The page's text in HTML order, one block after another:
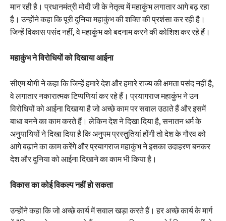
मान रही है। प्रधानमंत्री मोदी जी के नेतृत्व में महाकुंभ लगातार आगे बढ़ रहा
है। उन्होंने कहा कि पूरी दुनिया महाकुंभ की शक्ति की प्रशंसा कर रही है।
जिन्हें विकास पसंद नहीं, वे महाकुंभ को बदनाम करने की कोशिश कर रहे हैं।
महाकुंभ ने विरोधियों को दिखाया आईना
सीएम योगी ने कहा कि जिन्हें हमारे देश और हमारे राज्य की क्षमता पसंद नहीं है,
वे लगातार नकारात्मक टिप्पणियां कर रहे हैं। प्रयागराज महाकुंभ ने उन
विरोधियों को आईना दिखाया है जो अच्छे काम पर सवाल उठाते हैं और इसमें
बाधा बनने का काम करते हैं। लेकिन देश ने दिखा दिया है, सनातन धर्म के
अनुयायियों ने दिखा दिया है कि अनुपम प्रस्तुतियां होंगी तो देश के गौरव को
आगे बढ़ाने का काम करेंगे और प्रयागराज महाकुंभ ने इसका उदाहरण बनकर
देश और दुनिया को आईना दिखाने का काम भी किया है।
विकास का कोई विकल्प नहीं हो सकता
उन्होंने कहा कि जो अच्छे कार्य में सवाल खड़ा करते हैं। हर अच्छे कार्य के मार्ग